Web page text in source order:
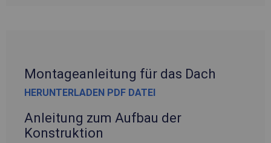
Montageanleitung für das Dach
HERUNTERLADEN PDF DATEI
Anleitung zum Aufbau der
Konstruktion